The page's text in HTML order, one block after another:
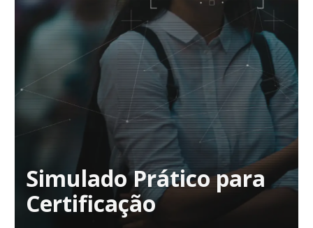
Simulado Prático para
Certificação